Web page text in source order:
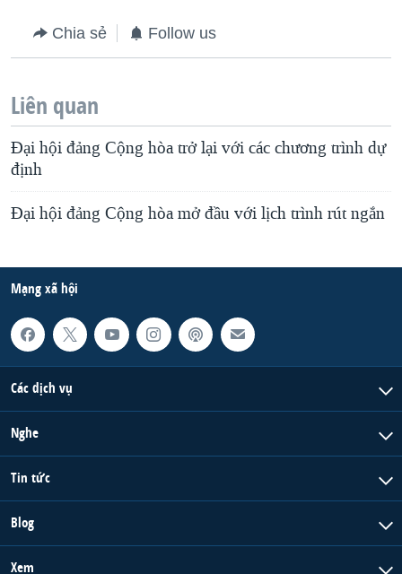
Chia sẻ Follow us
Liên quan
Ðại hội đảng Cộng hòa trở lại với các chương trình dự
định
Ðại hội đảng Cộng hòa mở đầu với lịch trình rút ngắn
Mạng xã hội
Các dịch vụ
Nghe
Tin tức
Blog
Xem